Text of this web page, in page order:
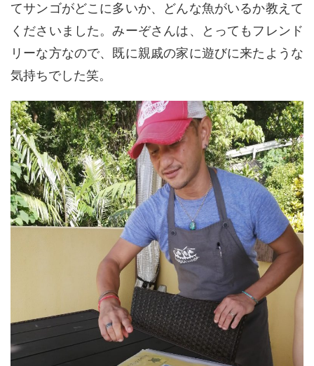
てサンゴがどこに多いか、どんな魚がいるか教えて
くださいました。みーぞさんは、とってもフレンド
リーな方なので、既に親戚の家に遊びに来たような
気持ちでした笑。